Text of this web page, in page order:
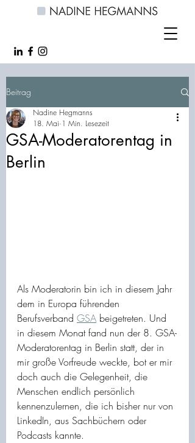
Beitrag
GSA-Moderatorentag in
Berlin
Nadine Hegmanns
18. Mai 1 Min. Lesezeit
Als Moderatorin bin ich in diesem Jahr
dem in Europa führenden
Berufsverband GSA beigetreten. Und
in diesem Monat fand nun der 8. GSA-
Moderatorentag in Berlin statt, der in
mir große Vorfreude weckte, bot er mir
doch auch die Gelegenheit, die
Menschen endlich persönlich
kennenzulernen, die ich bisher nur von
LinkedIn, aus Sachbüchern oder
Podcasts kannte.